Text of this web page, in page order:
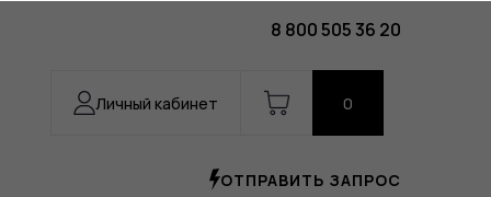
8 800 505 36 20
Личный кабинет 0
ОТПРАВИТЬ ЗАПРОС